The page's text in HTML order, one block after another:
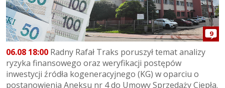
9
06.08 18:00 Radny Rafał Traks poruszył temat analizy
ryzyka finansowego oraz weryfikacji postępów
inwestycji źródła kogeneracyjnego (KG) w oparciu o
postanowienia Aneksu nr 4 do Umowy Sprzedaży Ciepła.